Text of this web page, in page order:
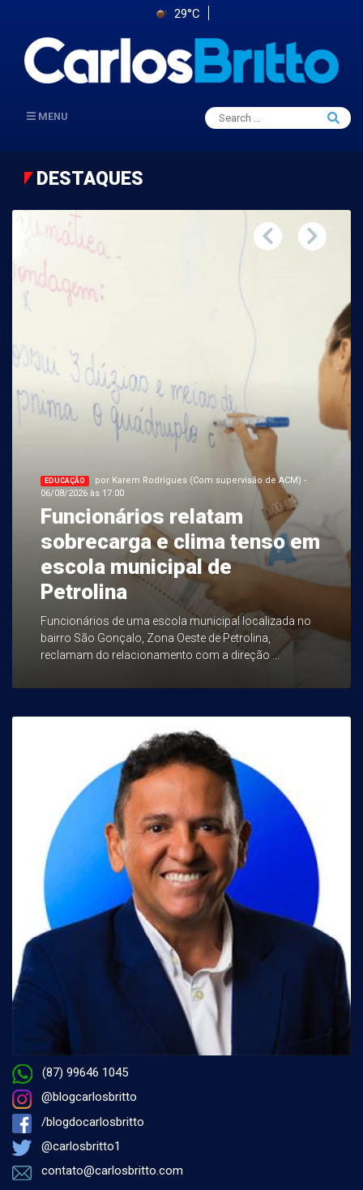
29°C
MENU
Search
for:
Search
DESTAQUES
EDUCAÇÃO
por Karem Rodrigues (Com supervisão de ACM) -
06/08/2026 às 17:00
Funcionários relatam
sobrecarga e clima tenso em
escola municipal de
Petrolina
Funcionários de uma escola municipal localizada no
bairro São Gonçalo, Zona Oeste de Petrolina,
reclamam do relacionamento com a direção ...
(87) 99646 1045
@blogcarlosbritto
/blogdocarlosbritto
@carlosbritto1
contato@carlosbritto.com